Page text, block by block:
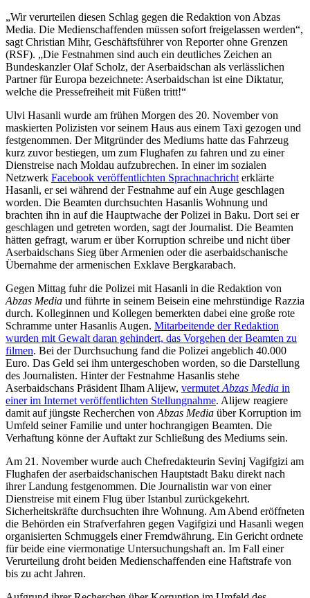
„Wir verurteilen diesen Schlag gegen die Redaktion von Abzas
Media. Die Medienschaffenden müssen sofort freigelassen werden“,
sagt Christian Mihr, Geschäftsführer von Reporter ohne Grenzen
(RSF). „Die Festnahmen sind auch ein deutliches Zeichen an
Bundeskanzler Olaf Scholz, der Aserbaidschan als verlässlichen
Partner für Europa bezeichnete: Aserbaidschan ist eine Diktatur,
welche die Pressefreiheit mit Füßen tritt!“
Ulvi Hasanli wurde am frühen Morgen des 20. November von
maskierten Polizisten vor seinem Haus aus einem Taxi gezogen und
festgenommen. Der Mitgründer des Mediums hatte das Fahrzeug
kurz zuvor bestiegen, um zum Flughafen zu fahren und zu einer
Dienstreise nach Moldau aufzubrechen. In einer im sozialen
Netzwerk Facebook veröffentlichten Sprachnachricht erklärte
Hasanli, er sei während der Festnahme auf ein Auge geschlagen
worden. Die Beamten durchsuchten Hasanlis Wohnung und
brachten ihn in auf die Hauptwache der Polizei in Baku. Dort sei er
geschlagen und getreten worden, sagt der Journalist. Die Beamten
hätten gefragt, warum er über Korruption schreibe und nicht über
Aserbaidschans Sieg über Armenien oder die aserbaidschanische
Übernahme der armenischen Exklave Bergkarabach.
Gegen Mittag fuhr die Polizei mit Hasanli in die Redaktion von
Abzas Media und führte in seinem Beisein eine mehrstündige Razzia
durch. Kolleginnen und Kollegen bemerkten dabei eine große rote
Schramme unter Hasanlis Augen. Mitarbeitende der Redaktion
wurden mit Gewalt daran gehindert, das Vorgehen der Beamten zu
filmen. Bei der Durchsuchung fand die Polizei angeblich 40.000
Euro. Das Geld sei ihm untergeschoben worden, so die Darstellung
des Journalisten. Hinter der Festnahme Hasanlis stehe
Aserbaidschans Präsident Ilham Alijew, vermutet Abzas Media in
einer im Internet veröffentlichten Stellungnahme. Alijew reagiere
damit auf jüngste Recherchen von Abzas Media über Korruption im
Umfeld seiner Familie und unter hochrangigen Beamten. Die
Verhaftung könne der Auftakt zur Schließung des Mediums sein.
Am 21. November wurde auch Chefredakteurin Sevinj Vagifgizi am
Flughafen der aserbaidschanischen Hauptstadt Baku direkt nach
ihrer Landung festgenommen. Die Journalistin war von einer
Dienstreise mit einem Flug über Istanbul zurückgekehrt.
Sicherheitskräfte durchsuchten ihre Wohnung. Am Abend eröffneten
die Behörden ein Strafverfahren gegen Vagifgizi und Hasanli wegen
organisierten Schmuggels einer Fremdwährung. Ein Gericht ordnete
für beide eine viermonatige Untersuchungshaft an. Im Fall einer
Verurteilung droht beiden Medienschaffenden eine Haftstrafe von
bis zu acht Jahren.